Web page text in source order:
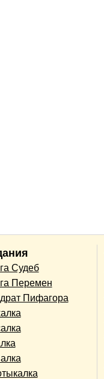
Судеб
Перемен
Пифагора